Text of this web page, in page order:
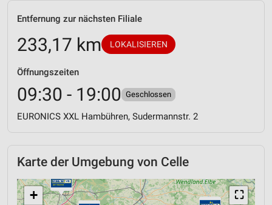
Entfernung zur nächsten Filiale
233,17 km LOKALISIEREN
Öffnungszeiten
09:30 - 19:00 Geschlossen
EURONICS XXL Hambühren, Sudermannstr. 2
Karte der Umgebung von Celle
⛶
+